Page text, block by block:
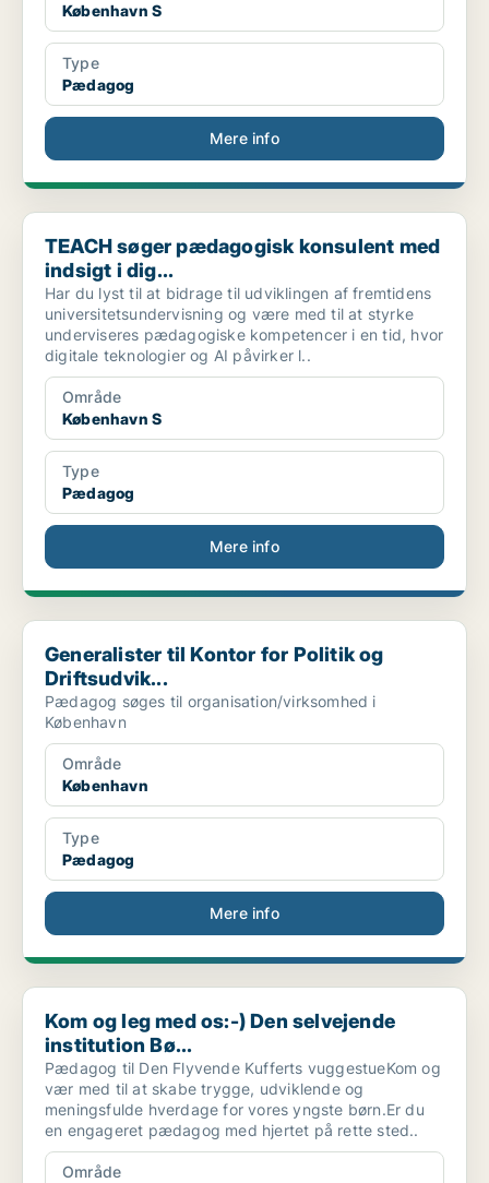
København S
Type
Pædagog
Mere info
TEACH søger pædagogisk konsulent med indsigt i dig...
TEACH søger pædagogisk konsulent med
indsigt i dig...
Har du lyst til at bidrage til udviklingen af fremtidens
universitetsundervisning og være med til at styrke
underviseres pædagogiske kompetencer i en tid, hvor
digitale teknologier og AI påvirker l..
Område
København S
Type
Pædagog
Mere info
Generalister til Kontor for Politik og Driftsudvik...
Generalister til Kontor for Politik og
Driftsudvik...
Pædagog søges til organisation/virksomhed i
København
Område
København
Type
Pædagog
Mere info
Kom og leg med os:-) Den selvejende institution Bø...
Kom og leg med os:-) Den selvejende
institution Bø...
Pædagog til Den Flyvende Kufferts vuggestueKom og
vær med til at skabe trygge, udviklende og
meningsfulde hverdage for vores yngste børn.Er du
en engageret pædagog med hjertet på rette sted..
Område